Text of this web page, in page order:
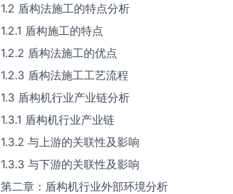
1.2 盾构法施工的特点分析
1.2.1 盾构施工的特点
1.2.2 盾构法施工的优点
1.2.3 盾构法施工工艺流程
1.3 盾构机行业产业链分析
1.3.1 盾构机行业产业链
1.3.2 与上游的关联性及影响
1.3.3 与下游的关联性及影响
第二章：盾构机行业外部环境分析